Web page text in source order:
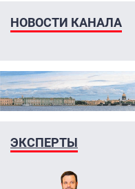
НОВОСТИ КАНАЛА
ЭКСПЕРТЫ